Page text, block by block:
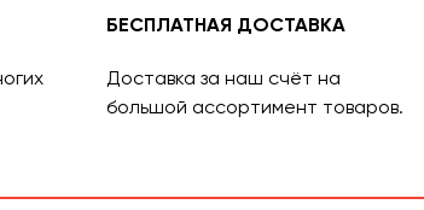
БЕСПЛАТНАЯ ДОСТАВКА
Доставка за наш счёт на
большой ассортимент товаров.